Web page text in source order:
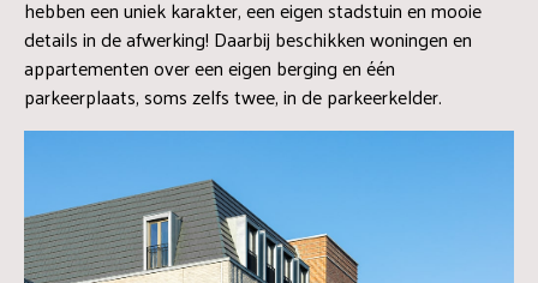
hebben een uniek karakter, een eigen stadstuin en mooie
details in de afwerking! Daarbij beschikken woningen en
appartementen over een eigen berging en één
parkeerplaats, soms zelfs twee, in de parkeerkelder.